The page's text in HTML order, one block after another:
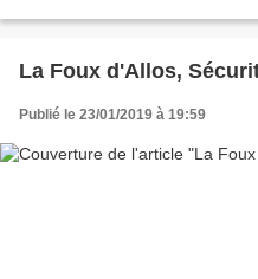
La Foux d'Allos,
Publié le 23/01/2019 à 19:59